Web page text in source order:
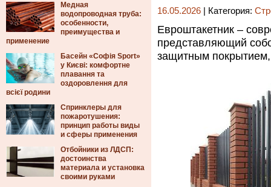
Медная
водопроводная труба:
особенности,
преимущества и
применение
Басейн «Софія Sport»
у Києві: комфортне
плавання та
оздоровлення для
всієї родини
Спринклеры для
пожаротушения:
принцип работы виды
и сферы применения
Отбойники из ЛДСП:
достоинства
материала и установка
своими руками
16.05.2026 | Категория:
Евроштакетник –
представляющий
защитным покрытием,